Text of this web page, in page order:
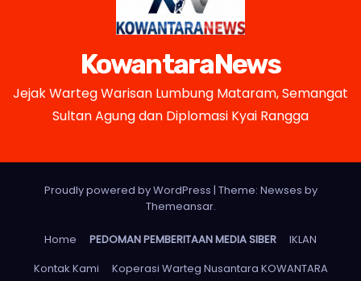
KowantaraNews
Jejak Warteg Warisan Lumbung Mataram, Semangat
Sultan Agung dan Diplomasi Kyai Rangga
Proudly powered by WordPress | Theme: Newses by
Themeansar.
Home PEDOMAN PEMBERITAAN MEDIA SIBER
IKLAN
Kontak Kami
Koperasi Warteg Nusantara KOWANTARA